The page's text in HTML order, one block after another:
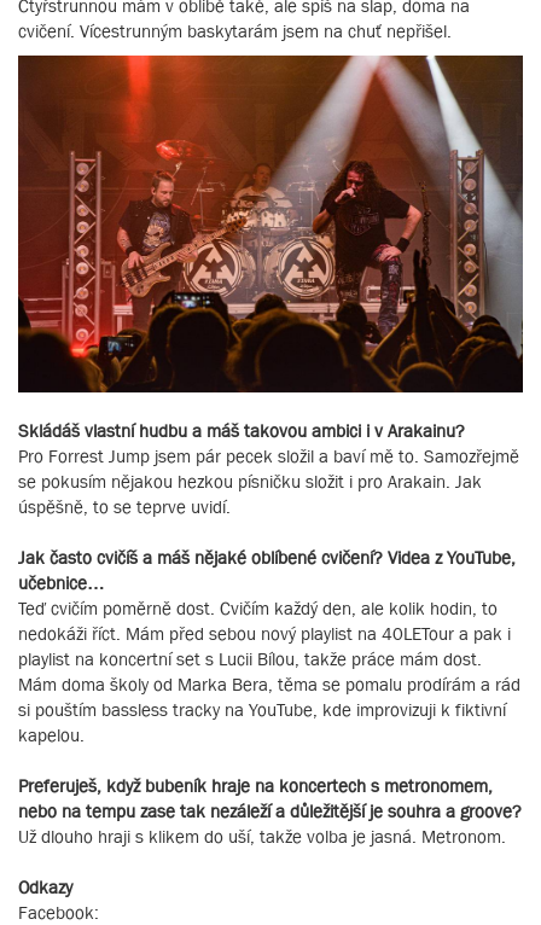
Čtyřstrunnou mám v oblibě také, ale spíš na slap, doma na
cvičení. Vícestrunným baskytarám jsem na chuť nepřišel.
Skládáš vlastní hudbu a máš takovou ambici i v Arakainu?
Pro Forrest Jump jsem pár pecek složil a baví mě to. Samozřejmě
se pokusím nějakou hezkou písničku složit i pro Arakain. Jak
úspěšně, to se teprve uvidí.
Jak často cvičíš a máš nějaké oblíbené cvičení? Videa z YouTube,
učebnice…
Teď cvičím poměrně dost. Cvičím každý den, ale kolik hodin, to
nedokáži říct. Mám před sebou nový playlist na 40LETour a pak i
playlist na koncertní set s Lucii Bílou, takže práce mám dost.
Mám doma školy od Marka Bera, těma se pomalu prodírám a rád
si pouštím bassless tracky na YouTube, kde improvizuji k fiktivní
kapelou.
Preferuješ, když bubeník hraje na koncertech s metronomem,
nebo na tempu zase tak nezáleží a důležitější je souhra a groove?
Už dlouho hraji s klikem do uší, takže volba je jasná. Metronom.
Odkazy
Facebook: